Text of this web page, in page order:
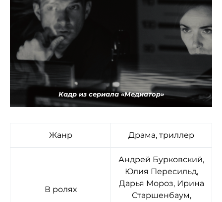
Кадр из сериала «Медиатор»
Жанр Драма, триллер
В ролях
Андрей Бурковский,
Юлия Пересильд,
Дарья Мороз, Ирина
Старшенбаум,